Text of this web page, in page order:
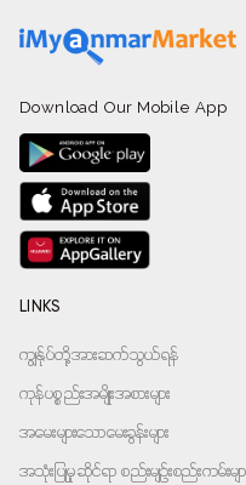
Download Our Mobile App
LINKS
ကျွန်ုပ်တို့အားဆက်သွယ်ရန်
ကုန်ပစ္စည်းအမျိုးအစားများ
အမေးများသောမေးခွန်းများ
အသုံးပြုမှုဆိုင်ရာ စည်းမျဉ်းစည်းကမ်းမျာ